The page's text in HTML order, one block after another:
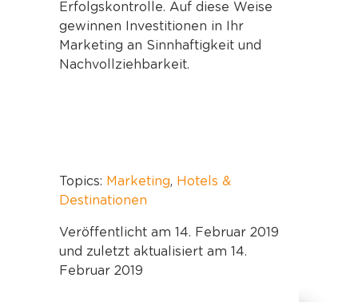
Erfolgskontrolle. Auf diese Weise
gewinnen Investitionen in Ihr
Marketing an Sinnhaftigkeit und
Nachvollziehbarkeit.
Topics: Marketing, Hotels &
Destinationen
Veröffentlicht am 14. Februar 2019
und zuletzt aktualisiert am 14.
Februar 2019